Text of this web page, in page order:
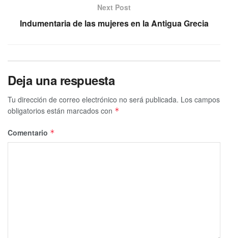
Next Post
Indumentaria de las mujeres en la Antigua Grecia
Deja una respuesta
Tu dirección de correo electrónico no será publicada. Los campos
obligatorios están marcados con *
Comentario *